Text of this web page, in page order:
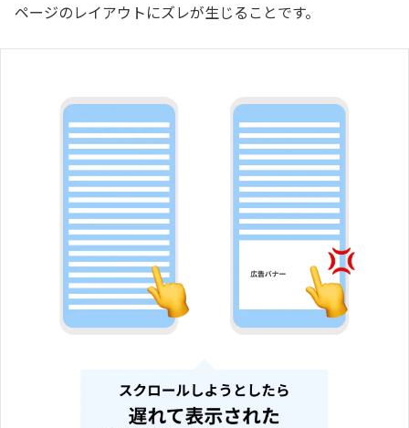
ページのレイアウトにズレが生じることです。